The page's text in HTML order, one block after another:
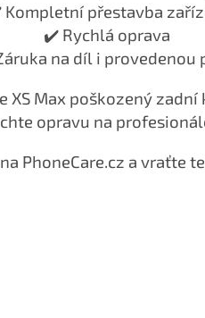
přestavba
✔️ Rychlá oprava
na díl i provedenou
XS Max poškozený
opravu na
PhoneCare.cz a vraťte